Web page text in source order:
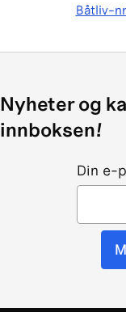
Båtliv-
Nyheter og
innboksen!
Din e-